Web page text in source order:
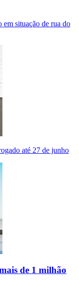
em situação de rua do
até 27 de junho
de 1 milhão